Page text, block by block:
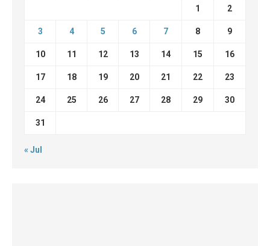
1 2
3 4 5 6 7 8 9
10 11 12 13 14 15 16
17 18 19 20 21 22 23
24 25 26 27 28 29 30
31
« Jul